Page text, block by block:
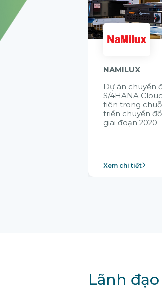
NAMILUX
Dự án chuyển
S/4HANA
tiên trong
triển chuyển
giai đoạn 2020
Xem chi tiết
Lãnh